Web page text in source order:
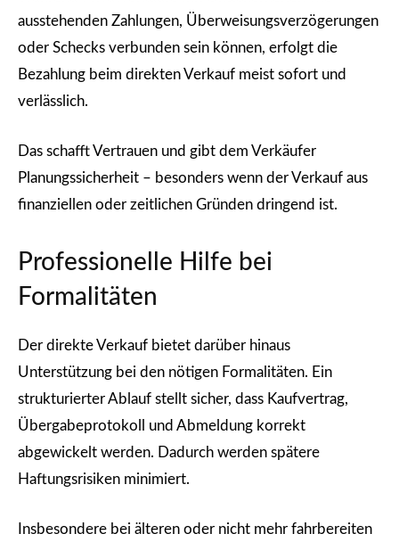
ausstehenden Zahlungen, Überweisungsverzögerungen
oder Schecks verbunden sein können, erfolgt die
Bezahlung beim direkten Verkauf meist sofort und
verlässlich.
Das schafft Vertrauen und gibt dem Verkäufer
Planungssicherheit – besonders wenn der Verkauf aus
finanziellen oder zeitlichen Gründen dringend ist.
Professionelle Hilfe bei
Formalitäten
Der direkte Verkauf bietet darüber hinaus
Unterstützung bei den nötigen Formalitäten. Ein
strukturierter Ablauf stellt sicher, dass Kaufvertrag,
Übergabeprotokoll und Abmeldung korrekt
abgewickelt werden. Dadurch werden spätere
Haftungsrisiken minimiert.
Insbesondere bei älteren oder nicht mehr fahrbereiten